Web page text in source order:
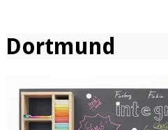
Dortmund